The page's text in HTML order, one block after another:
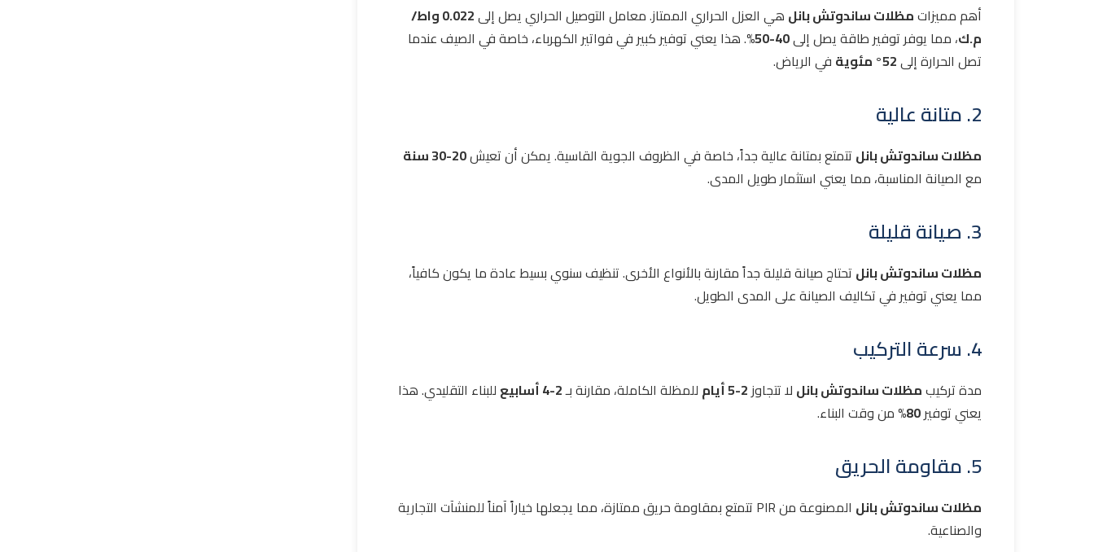
أهم مميزاتمظلات ساندوتش بانل هي العزل الحراري الممتاز. معامل التوصيل الحراري يصل إلى
0.022 واط/
م.ك، مما يوفر توفير طاقة يصل إلى40-50%
. هذا يعني توفير كبير في فواتير الكهرباء، خاصة في الصيف عندما
تصل الحرارة إلى52° مئوية في الرياض.
2. متانة عالية
مظلات ساندوتش بانل تتمتع بمتانة عالية جداً، خاصة في الظروف الجوية القاسية. يمكن أن تعيش20-30 سنة
مع الصيانة المناسبة، مما يعني استثمار طويل المدى.
3. صيانة قليلة
مظلات ساندوتش بانل تحتاج صيانة قليلة جداً مقارنة بالأنواع الأخرى. تنظيف سنوي بسيط عادة ما يكون كافياً،
مما يعني توفير في تكاليف الصيانة على المدى الطويل.
4. سرعة التركيب
مدة تركيبمظلات ساندوتش بانل لا تتجاوز 2-5 أيام للمظلة الكاملة، مقارنة بـ2-4 أسابيع
للبناء التقليدي. هذا
يعني توفير80% من وقت البناء.
5. مقاومة الحريق
مظلات ساندوتش بانل
المصنوعة من PIR تتمتع بمقاومة حريق ممتازة، مما يجعلها خياراً آمناً للمنشآت التجارية
والصناعية.